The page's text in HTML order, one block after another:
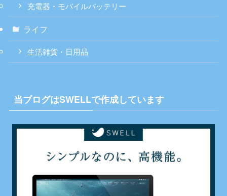
充電器・モバイルバッテリー
ライフ
生活雑貨・日用品
当ブログはSWELLで作成しています